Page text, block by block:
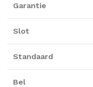
Garantie
Slot
Standaard
Bel